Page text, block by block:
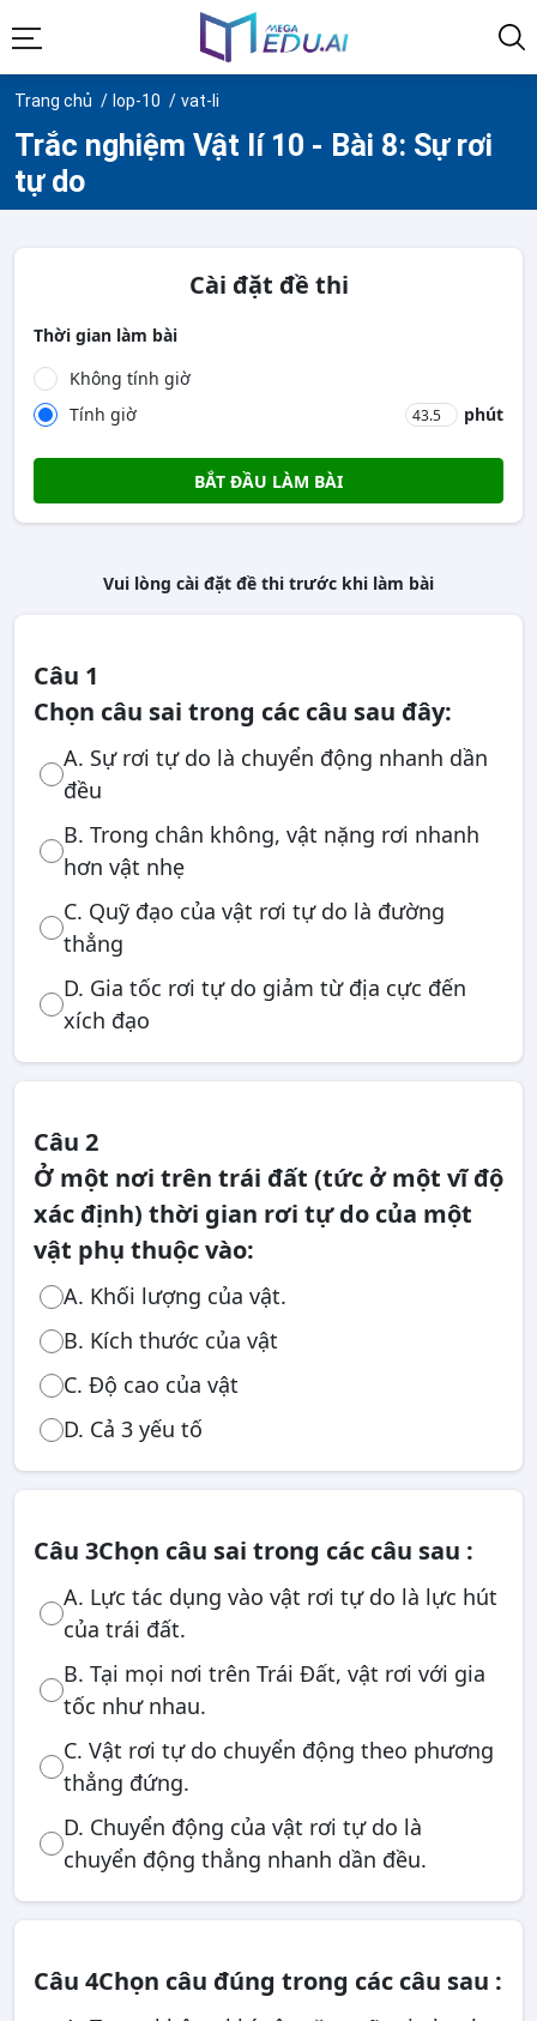
Trang chủ lop-10 vat-li
Trắc nghiệm Vật lí 10 - Bài 8: Sự rơi
tự do
Cài đặt đề thi
Thời gian làm bài
Không tính giờ
Tính giờ
phút
BẮT ĐẦU LÀM BÀI
Vui lòng cài đặt đề thi trước khi làm bài
Câu 1
Chọn câu sai trong các câu sau đây:
A. Sự rơi tự do là chuyển động nhanh dần
đều
B. Trong chân không, vật nặng rơi nhanh
hơn vật nhẹ
C. Quỹ đạo của vật rơi tự do là đường
thẳng
D. Gia tốc rơi tự do giảm từ địa cực đến
xích đạo
Câu 2
Ở một nơi trên trái đất (tức ở một vĩ độ
xác định) thời gian rơi tự do của một
vật phụ thuộc vào:
A. Khối lượng của vật.
B. Kích thước của vật
C. Độ cao của vật
D. Cả 3 yếu tố
Câu 3Chọn câu sai trong các câu sau :
A. Lực tác dụng vào vật rơi tự do là lực hút
của trái đất.
B. Tại mọi nơi trên Trái Đất, vật rơi với gia
tốc như nhau.
C. Vật rơi tự do chuyển động theo phương
thẳng đứng.
D. Chuyển động của vật rơi tự do là
chuyển động thẳng nhanh dần đều.
Câu 4Chọn câu đúng trong các câu sau :